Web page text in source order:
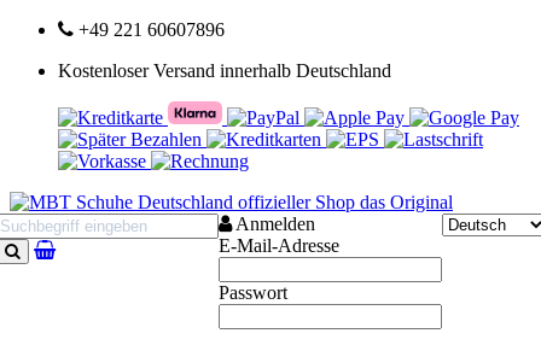
+49 221 60607896
Kostenloser Versand innerhalb Deutschland
Suchen
Anmelden
E-Mail-Adresse
Passwort